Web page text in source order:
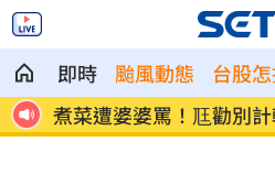
即時 颱風動態 台股
台
新／白海豚近北部海面
報